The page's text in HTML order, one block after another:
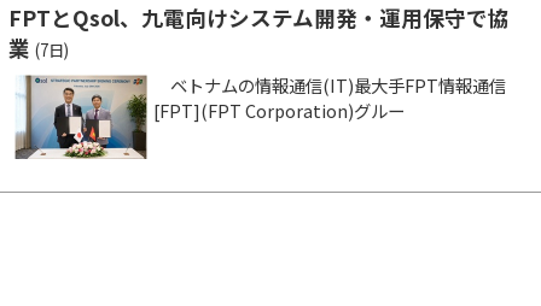
FPTとQsol、九電向けシステム開発・運用保守で協
業 (7日)
ベトナムの情報通信(IT)最大手FPT情報通信
[FPT](FPT Corporation)グルー